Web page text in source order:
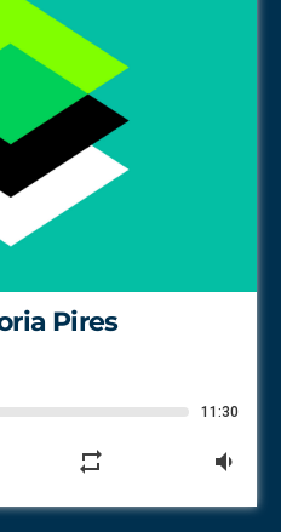
Pires
11:30
repeat volume_down